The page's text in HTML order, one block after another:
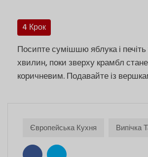
4 Крок
Посипте сумішшю яблука і печіть
хвилин, поки зверху крамбл
коричневим. Подавайте із
Європейська Кухня Випічка